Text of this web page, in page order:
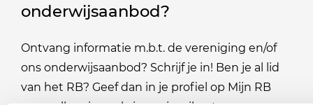
onderwijsaanbod?
Ontvang informatie m.b.t. de vereniging en/of
ons onderwijsaanbod? Schrijf je in! Ben je al lid
van het RB? Geef dan in je profiel op Mijn RB